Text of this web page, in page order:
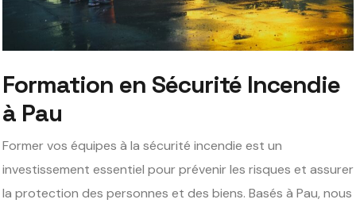
Formation en Sécurité Incendie
à Pau
Former vos équipes à la sécurité incendie est un
investissement essentiel pour prévenir les risques et assurer
la protection des personnes et des biens. Basés à Pau, nous